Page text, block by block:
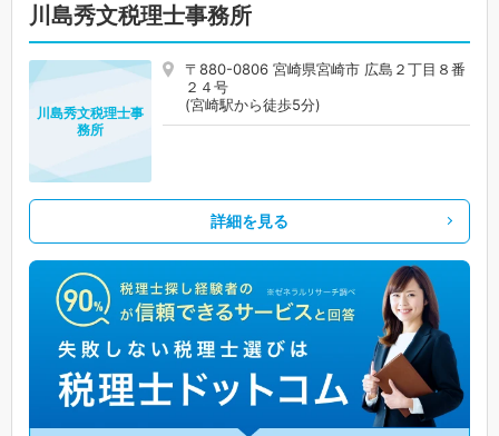
川島秀文税理士事務所
〒880-0806 宮崎県宮崎市 広島２丁目８番
２４号
(宮崎駅から徒歩5分)
川島秀文税理士事
務所
詳細を見る